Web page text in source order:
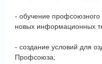
- обучение
новых информационных
- создание условий для
Профсоюза;